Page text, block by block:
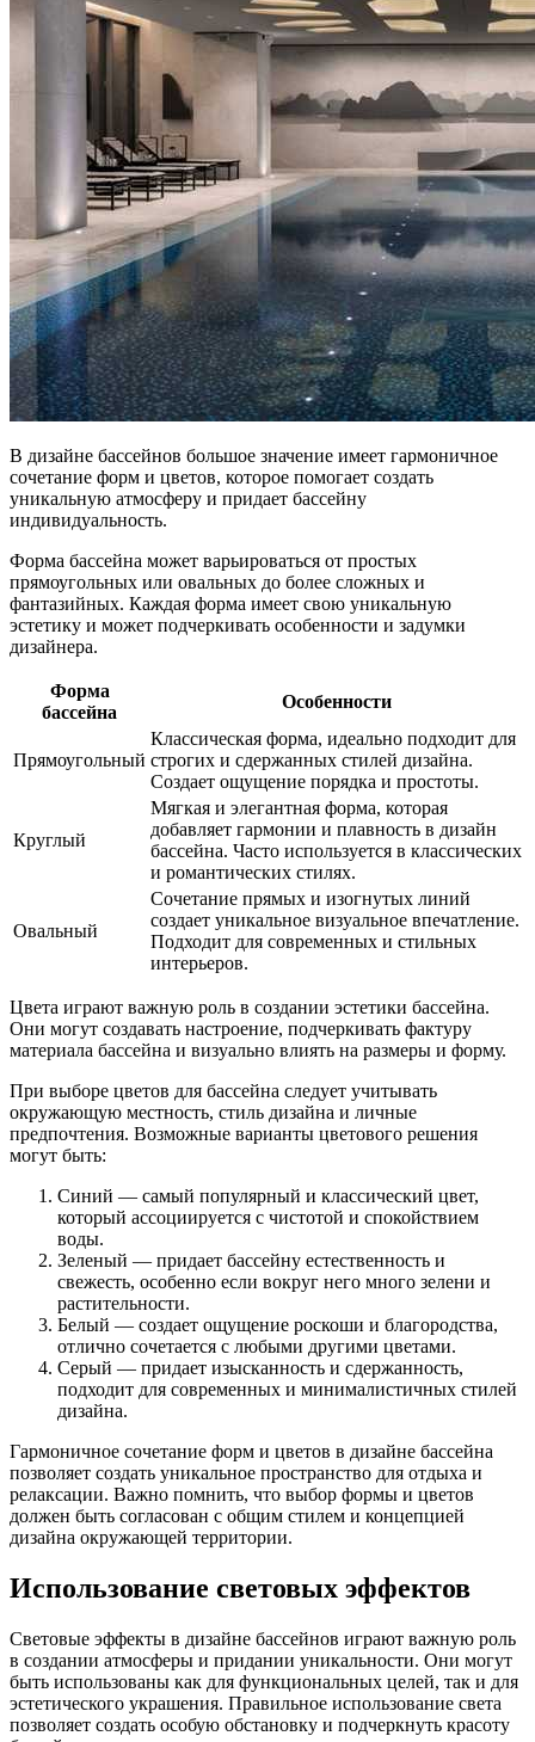
В дизайне бассейнов большое значение имеет гармоничное
сочетание форм и цветов, которое помогает создать
уникальную атмосферу и придает бассейну
индивидуальность.
Форма бассейна может варьироваться от простых
прямоугольных или овальных до более сложных и
фантазийных. Каждая форма имеет свою уникальную
эстетику и может подчеркивать особенности и задумки
дизайнера.
Форма
бассейна
Особенности
Прямоугольный
Классическая форма, идеально подходит для
строгих и сдержанных стилей дизайна.
Создает ощущение порядка и простоты.
Круглый
Мягкая и элегантная форма, которая
добавляет гармонии и плавность в дизайн
бассейна. Часто используется в классических
и романтических стилях.
Овальный
Сочетание прямых и изогнутых линий
создает уникальное визуальное впечатление.
Подходит для современных и стильных
интерьеров.
Цвета играют важную роль в создании эстетики бассейна.
Они могут создавать настроение, подчеркивать фактуру
материала бассейна и визуально влиять на размеры и форму.
При выборе цветов для бассейна следует учитывать
окружающую местность, стиль дизайна и личные
предпочтения. Возможные варианты цветового решения
могут быть:
Синий — самый популярный и классический цвет,
который ассоциируется с чистотой и спокойствием
воды.
Зеленый — придает бассейну естественность и
свежесть, особенно если вокруг него много зелени и
растительности.
Белый — создает ощущение роскоши и благородства,
отлично сочетается с любыми другими цветами.
Серый — придает изысканность и сдержанность,
подходит для современных и минималистичных стилей
дизайна.
Гармоничное сочетание форм и цветов в дизайне бассейна
позволяет создать уникальное пространство для отдыха и
релаксации. Важно помнить, что выбор формы и цветов
должен быть согласован с общим стилем и концепцией
дизайна окружающей территории.
Использование световых эффектов
Световые эффекты в дизайне бассейнов играют важную роль
в создании атмосферы и придании уникальности. Они могут
быть использованы как для функциональных целей, так и для
эстетического украшения. Правильное использование света
позволяет создать особую обстановку и подчеркнуть красоту